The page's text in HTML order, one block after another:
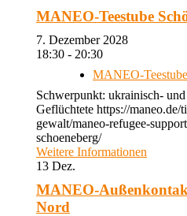
MANEO-Teestube
7. Dezember 2028
18:30 - 20:30
MANEO-
Schwerpunkt: ukrainisch- und
Geflüchtete https://
gewalt/maneo-refugee-
schoeneberg/
Weitere Informationen
13 Dez.
MANEO-
Nord